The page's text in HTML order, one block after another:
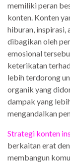
memiliki peran
konten. Konten
hiburan, inspirasi,
dibagikan oleh
emosional
keterikatan
lebih terdorong
organik yang
dampak yang
mengandalkan
Strategi konten
berkaitan erat
membangun